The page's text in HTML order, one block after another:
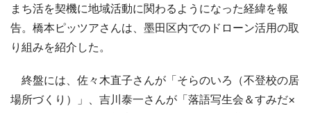
まち活を契機に地域活動に関わるようになった経緯を報
告。橋本ピッツアさんは、墨田区内でのドローン活用の取
り組みを紹介した。
終盤には、佐々木直子さんが「そらのいろ（不登校の居
場所づくり）」、吉川泰一さんが「落語写生会＆すみだ×